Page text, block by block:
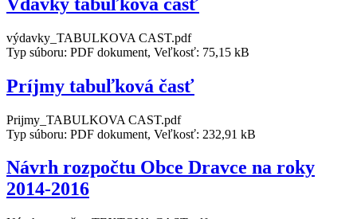
výdavky_TABULKOVA CAST.pdf
Typ súboru: PDF dokument, Veľkosť: 75,15 kB
Príjmy tabuľková časť
Prijmy_TABULKOVA CAST.pdf
Typ súboru: PDF dokument, Veľkosť: 232,91 kB
Návrh rozpočtu Obce Dravce na roky
2014-2016